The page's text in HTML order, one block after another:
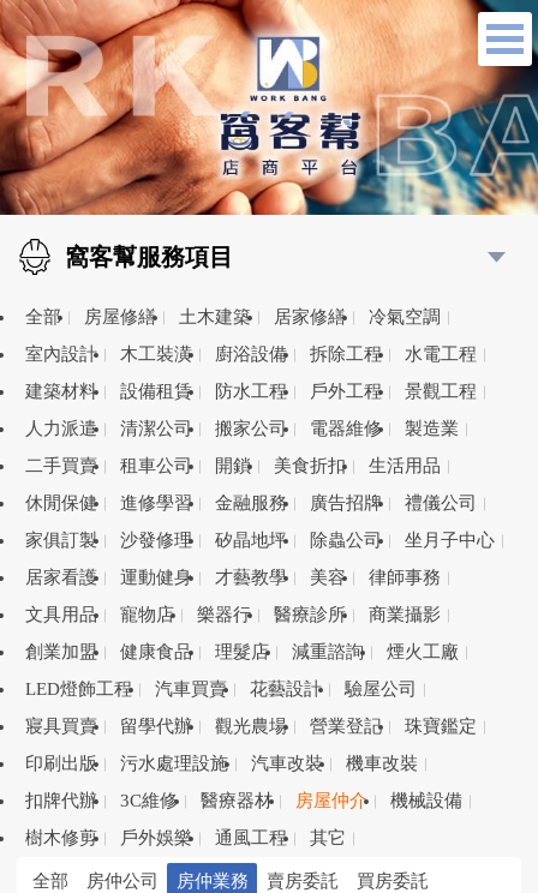
窩客幫服務項目
全部 房屋修繕 土木建築 居家修繕
冷氣空調
室內設計
木工裝潢 廚浴設備 拆除工程
水電工程
建築材料
設備租賃 防水工程 戶外工程
景觀工程
人力派遣
清潔公司 搬家公司 電器維修
製造業
二手買賣
租車公司 開鎖 美食折扣
生活用品
休閒保健
進修學習 金融服務 廣告招牌
禮儀公司
家俱訂製
沙發修理 矽晶地坪 除蟲公司
坐月子中心
居家看護
運動健身 才藝教學 美容
律師事務
文具用品
寵物店 樂器行 醫療診所
商業攝影
創業加盟
健康食品 理髮店 減重諮詢
煙火工廠
LED燈飾工程
汽車買賣 花藝設計
驗屋公司
寢具買賣
留學代辦 觀光農場 營業登記
珠寶鑑定
印刷出版
污水處理設施 汽車改裝
機車改裝
扣牌代辦
3C維修 醫療器材 房屋仲介
機械設備
樹木修剪
戶外娛樂 通風工程 其它
全部 房仲公司 房仲業務 賣房委託
買房委託